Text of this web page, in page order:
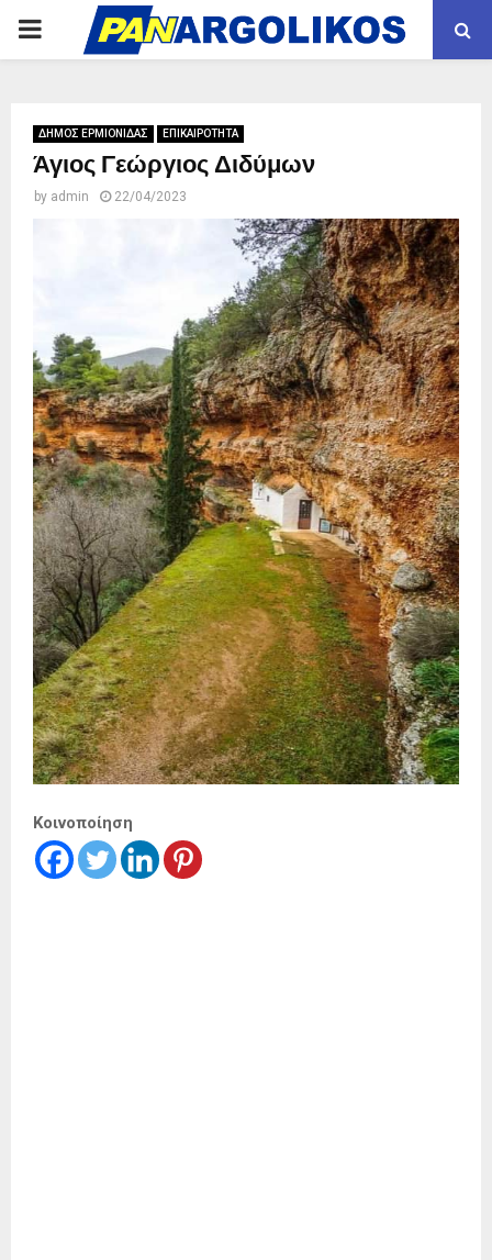
PRIMARY
ΔΗΜΟΣ ΕΡΜΙΟΝΙΔΑΣ ΕΠΙΚΑΙΡΟΤΗΤΑ
Άγιος Γεώργιος Διδύμων
by admin 22/04/2023
Κοινοποίηση